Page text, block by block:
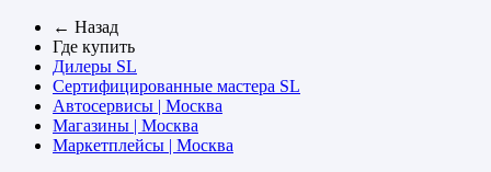
← Назад
Где купить
Дилеры SL
Сертифицированные мастера SL
Автосервисы | Москва
Магазины | Москва
Маркетплейсы | Москва